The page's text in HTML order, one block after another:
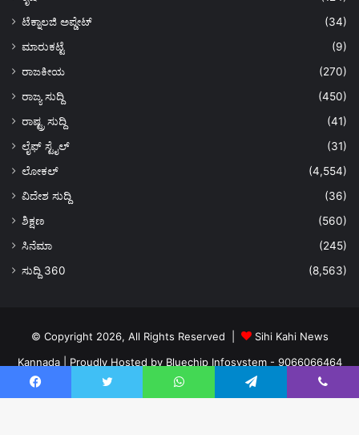
ಟೆಕ್ನಾಲಜಿ ಅಪ್ಡೇಟ್
(34)
ಮಾರುಕಟ್ಟೆ
(9)
ರಾಜಕೀಯ
(270)
ರಾಜ್ಯ ಸುದ್ದಿ
(450)
ರಾಷ್ಟ್ರ ಸುದ್ದಿ
(41)
ಲೈಫ್ ಸ್ಟೈಲ್
(31)
ಲೋಕಲ್
(4,554)
ವಿದೇಶ ಸುದ್ದಿ
(36)
ಶಿಕ್ಷಣ
(560)
ಸಿನೆಮಾ
(245)
ಸುದ್ದಿ 360
(8,563)
© Copyright 2026, All Rights Reserved |
Sihi Kahi News
Kannada| Proudly Hosted by Bluechip Infosystem - 9066066464
About US
Privacy Policy Ads Policy
Terms and Conditions
Facebook Twitter WhatsApp Telegram Viber